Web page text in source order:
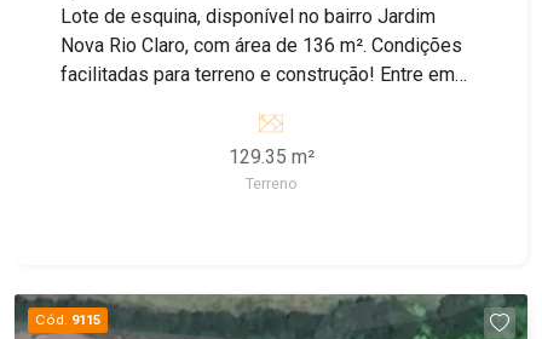
Lote de esquina, disponível no bairro Jardim
Nova Rio Claro, com área de 136 m². Condições
facilitadas para terreno e construção! Entre em
129.35 m²
Terreno
Cód. 9115